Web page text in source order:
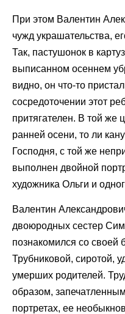
При этом Валентин
чужд украшательства,
Так, пастушонок в
выписанном осеннем
видно, он что-то
сосредоточении этот
притягателен. В той же
ранней осени, то ли
Господня, с той же
выполнен двойной
художника Ольги и
Валентин
двоюродных сестер
познакомился со своей
Трубниковой, сиротой,
умерших родителей.
образом,
портретах, ее